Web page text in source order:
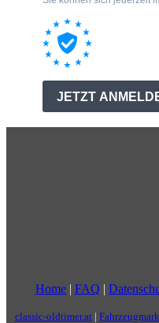
Home | FAQ |
classic-oldtimer.at |